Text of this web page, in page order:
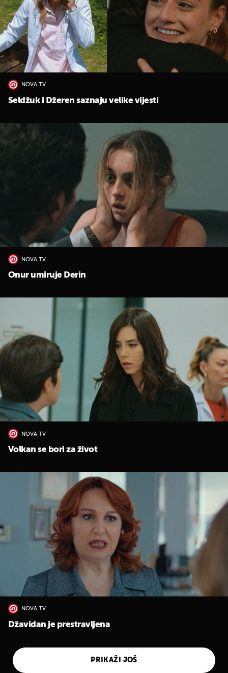
NOVA TV
Seldžuk i Džeren saznaju velike vijesti
NOVA TV
Onur umiruje Derin
NOVA TV
Volkan se bori za život
NOVA TV
Džavidan je prestravljena
PRIKAŽI JOŠ
UKLJUČITE NOTIFIKACIJE